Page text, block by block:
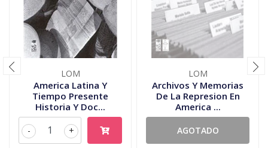
LOM
America Latina Y
Tiempo Presente
Historia Y Doc...
+
-
LOM
Archivos Y Memorias
De La Represion En
America ...
AGOTADO